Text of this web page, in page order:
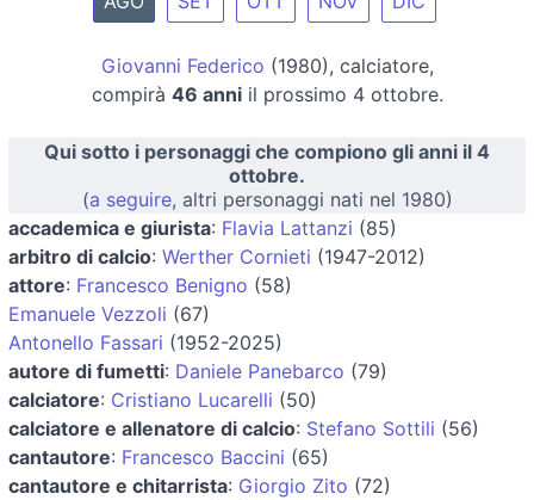
Giovanni Federico (1980), calciatore,
compirà 46 anniil prossimo 4 ottobre.
Qui sotto i personaggi che compiono gli anni il 4
ottobre.
(a seguire, altri personaggi nati nel 1980)
accademica e giurista: Flavia Lattanzi (85)
arbitro di calcio: Werther Cornieti (1947-2012)
attore: Francesco Benigno (58)
Emanuele Vezzoli (67)
Antonello Fassari (1952-2025)
autore di fumetti: Daniele Panebarco (79)
calciatore: Cristiano Lucarelli (50)
calciatore e allenatore di calcio: Stefano Sottili (56)
cantautore: Francesco Baccini (65)
cantautore e chitarrista: Giorgio Zito (72)